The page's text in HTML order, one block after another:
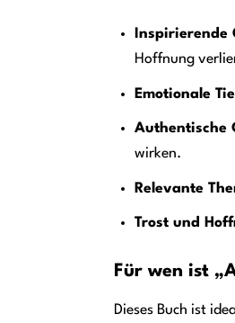
Inspirierende
Hoffnung
Emotionale
Authentische
wirken.
Relevante
Trost und
Für wen ist
Dieses Buch ist